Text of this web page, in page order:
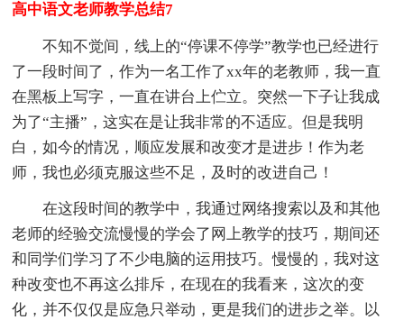
高中语文老师教学总结7
不知不觉间，线上的“停课不停学”教学也已经进行
了一段时间了，作为一名工作了xx年的老教师，我一直
在黑板上写字，一直在讲台上伫立。突然一下子让我成
为了“主播”，这实在是让我非常的不适应。但是我明
白，如今的情况，顺应发展和改变才是进步！作为老
师，我也必须克服这些不足，及时的改进自己！
在这段时间的教学中，我通过网络搜索以及和其他
老师的经验交流慢慢的学会了网上教学的技巧，期间还
和同学们学习了不少电脑的运用技巧。慢慢的，我对这
种改变也不再这么排斥，在现在的我看来，这次的变
化，并不仅仅是应急只举动，更是我们的进步之举。以